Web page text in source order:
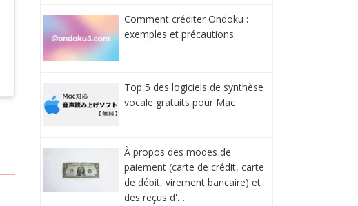
Comment créditer Ondoku :
exemples et précautions.
Top 5 des logiciels de synthèse
vocale gratuits pour Mac
À propos des modes de
paiement (carte de crédit, carte
de débit, virement bancaire) et
des reçus d'…